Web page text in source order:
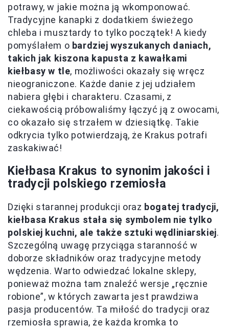
potrawy, w jakie można ją wkomponować.
Tradycyjne kanapki z dodatkiem świeżego
chleba i musztardy to tylko początek! A kiedy
pomyślałem o bardziej wyszukanych daniach,
takich jak kiszona kapusta z kawałkami
kiełbasy w tle, możliwości okazały się wręcz
nieograniczone. Każde danie z jej udziałem
nabiera głębi i charakteru. Czasami, z
ciekawością próbowaliśmy łączyć ją z owocami,
co okazało się strzałem w dziesiątkę. Takie
odkrycia tylko potwierdzają, że Krakus potrafi
zaskakiwać!
Kiełbasa Krakus to synonim jakości i
tradycji polskiego rzemiosła
Dzięki starannej produkcji oraz bogatej tradycji,
kiełbasa Krakus stała się symbolem nie tylko
polskiej kuchni, ale także sztuki wędliniarskiej.
Szczególną uwagę przyciąga staranność w
doborze składników oraz tradycyjne metody
wędzenia. Warto odwiedzać lokalne sklepy,
ponieważ można tam znaleźć wersje „ręcznie
robione”, w których zawarta jest prawdziwa
pasja producentów. Ta miłość do tradycji oraz
rzemiosła sprawia, że każda kromka to